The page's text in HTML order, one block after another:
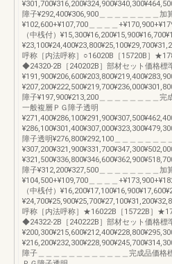
障子¥292,400¥306,900＿＿＿＿＿＿＿＿加
¥102,600+¥107,700＿＿＿＿
（中桟付）
呼称［内法呼称］○16020B［15720B］
◆24320-2B［240202B］部材セット価格標
障子¥197,900¥213,200＿＿＿＿＿＿＿＿完
一般複層ＰＧ障子透明
障子透明¥276,800¥292,100＿＿＿＿＿＿＿
障子¥312,200¥327,500＿＿＿＿＿＿＿＿加
¥104,500+¥109,700＿＿＿＿
（中桟付）
呼称［内法呼称］★16022B［15722B］
◆24322-2B［240222B］部材セット価格標
障子＿＿＿＿＿＿＿＿＿＿＿＿完成品価格